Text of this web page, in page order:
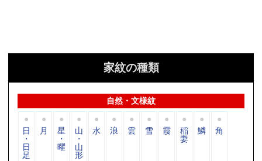
家紋の種類
自然・文様紋
日
・
日
足
月 星
・
曜
山
・
山
形
水 浪 雲 雪 霞 稲
妻
鱗 角